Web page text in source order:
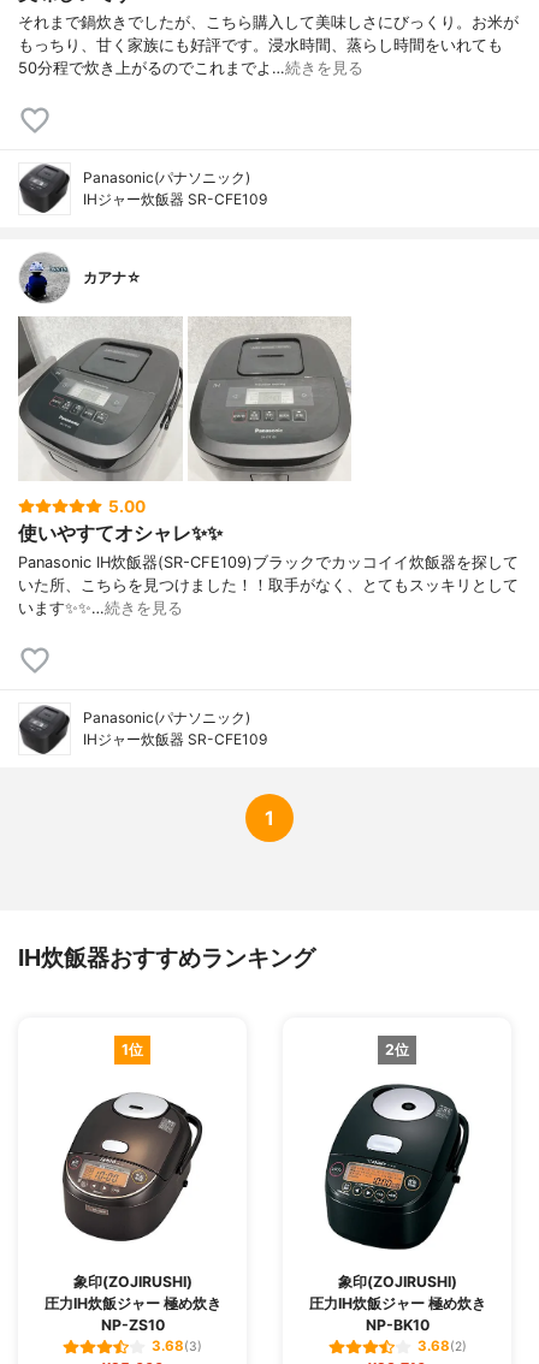
それまで鍋炊きでしたが、こちら購入して美味しさにびっくり。お米が
もっちり、甘く家族にも好評です。浸水時間、蒸らし時間をいれても
50分程で炊き上がるのでこれまでよ…続きを見る
Panasonic(パナソニック)
IHジャー炊飯器 SR-CFE109
カアナ☆
5.00
使いやすてオシャレ✨✨
Panasonic IH炊飯器(SR-CFE109)ブラックでカッコイイ炊飯器を探して
いた所、こちらを見つけました！！取手がなく、とてもスッキリとして
います✨✨…続きを見る
Panasonic(パナソニック)
IHジャー炊飯器 SR-CFE109
1
IH炊飯器おすすめランキング
1位
象印(ZOJIRUSHI)
圧力IH炊飯ジャー 極め炊き
NP-ZS10
3.68(3)
2位
象印(ZOJIRUSHI)
圧力IH炊飯ジャー 極め炊き
NP-BK10
3.68(2)